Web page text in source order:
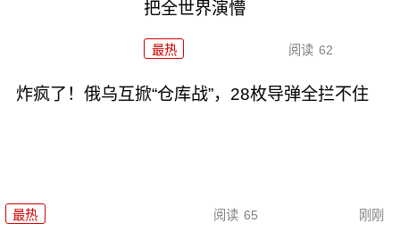
把全世界演懵
最热 阅读 62
炸疯了！俄乌互掀“仓库战”，28枚导弹全拦不住
最热 阅读 65 刚刚